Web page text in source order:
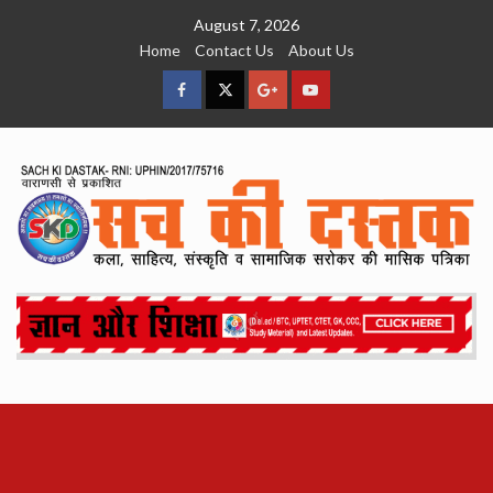
August 7, 2026
Home
Contact Us About Us
facebookTwitterGoogleYouTube